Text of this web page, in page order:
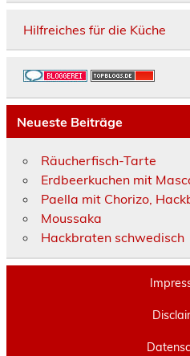
Hilfreiches für die Küche
Neueste Beiträge
Räucherfisch-Tarte
Erdbeerkuchen mit
Paella mit Chorizo,
Moussaka
Hackbraten schwedisch